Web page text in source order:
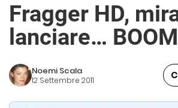
Fragger HD,
lanciare…
Noemi Scala
12 Settembre 2011